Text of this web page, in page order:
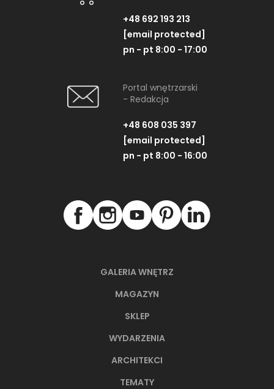
GALERIA WNĘTRZ
MAGAZYN
SKLEP
WYDARZENIA
ARCHITEKCI
TEMATY
+48 692 193 213
[email protected]
pn - pt 8:00 - 17:00
Portal wnętrzarski
- Redakcja
+48 608 035 397
[email protected]
pn - pt 8:00 - 16:00